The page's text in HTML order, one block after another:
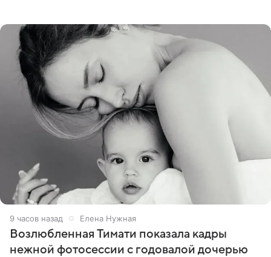
9 часов назад Елена Нужная
Возлюбленная Тимати показала кадры
нежной фотосессии с годовалой дочерью